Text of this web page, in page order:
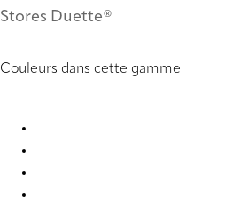
Stores Duette®
Couleurs dans cette gamme